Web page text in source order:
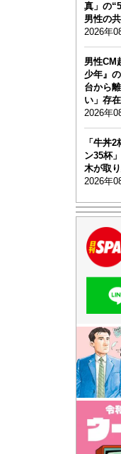
真」の
男性の
2026年
男性CM
少年』
台から
い」存
2026年
「牛丼
ン35杯
木が取
2026年